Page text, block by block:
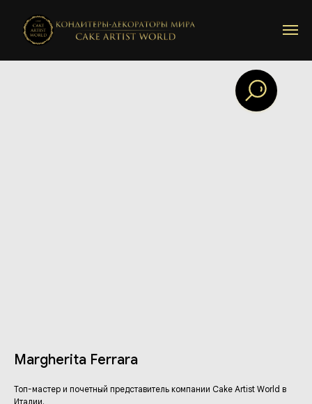
Margherita Ferrara
Топ-мастер и почетный представитель компании Cake Artist World в
Италии.